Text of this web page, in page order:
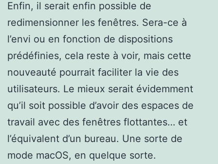
Enfin, il serait enfin possible de
redimensionner les fenêtres. Sera-ce à
l’envi ou en fonction de dispositions
prédéfinies, cela reste à voir, mais cette
nouveauté pourrait faciliter la vie des
utilisateurs. Le mieux serait évidemment
qu’il soit possible d’avoir des espaces de
travail avec des fenêtres flottantes… et
l’équivalent d’un bureau. Une sorte de
mode macOS, en quelque sorte.